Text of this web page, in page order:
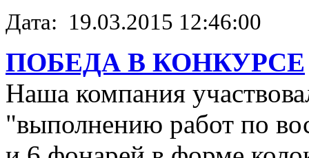
Дата: 19.03.2015 12:46:00
ПОБЕДА В КОНКУРСЕ
Наша компания
"выполнению работ по